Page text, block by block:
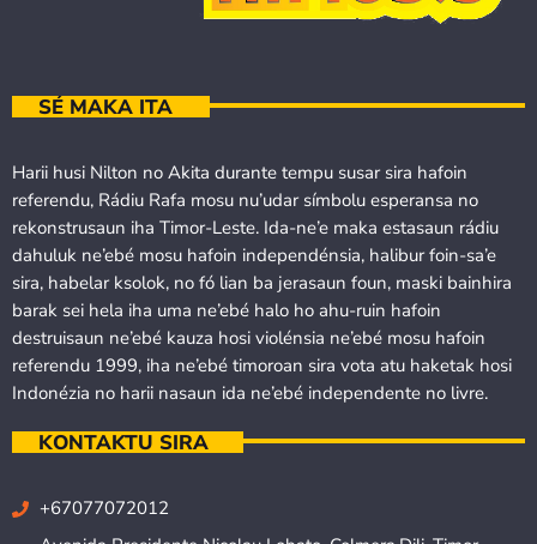
SÉ MAKA ITA
Harii husi Nilton no Akita durante tempu susar sira hafoin
referendu, Rádiu Rafa mosu nu’udar símbolu esperansa no
rekonstrusaun iha Timor-Leste. Ida-ne’e maka estasaun rádiu
dahuluk ne’ebé mosu hafoin independénsia, halibur foin-sa’e
sira, habelar ksolok, no fó lian ba jerasaun foun, maski bainhira
barak sei hela iha uma ne’ebé halo ho ahu-ruin hafoin
destruisaun ne’ebé kauza hosi violénsia ne’ebé mosu hafoin
referendu 1999, iha ne’ebé timoroan sira vota atu haketak hosi
Indonézia no harii nasaun ida ne’ebé independente no livre.
KONTAKTU SIRA
+67077072012